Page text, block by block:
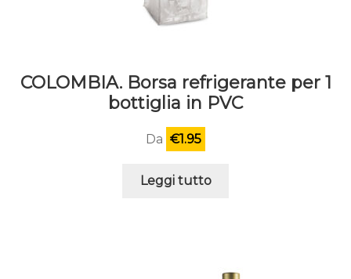
COLOMBIA. Borsa refrigerante per 1
bottiglia in PVC
Da €1.95
Leggi tutto